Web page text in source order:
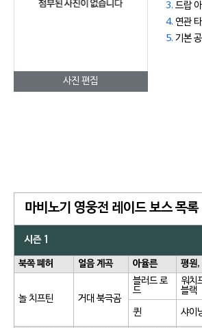
사진 편집
3. 드랍
4. 연관
5. 기본
마비노기 영웅전 레이드 보스 목록
시즌 1
북쪽 폐허 얼음 계곡 아율른 평원,
놀 치프틴 거대 북극곰
블러드 로
드
워치
블랙
퀸 샤이